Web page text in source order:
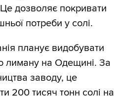
дозволяє покривати
потреби у солі.
планує видобувати
лиману на Одещині. За
заводу, це
200 тисяч тонн солі на